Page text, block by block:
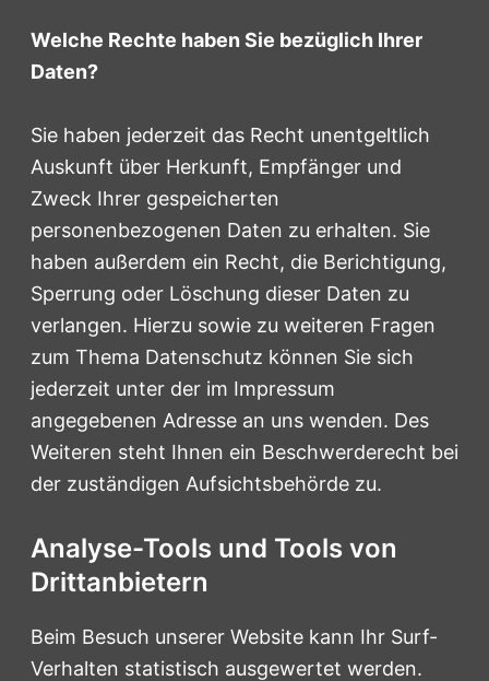
Welche Rechte haben Sie bezüglich Ihrer
Daten?
Sie haben jederzeit das Recht unentgeltlich
Auskunft über Herkunft, Empfänger und
Zweck Ihrer gespeicherten
personenbezogenen Daten zu erhalten. Sie
haben außerdem ein Recht, die Berichtigung,
Sperrung oder Löschung dieser Daten zu
verlangen. Hierzu sowie zu weiteren Fragen
zum Thema Datenschutz können Sie sich
jederzeit unter der im Impressum
angegebenen Adresse an uns wenden. Des
Weiteren steht Ihnen ein Beschwerderecht bei
der zuständigen Aufsichtsbehörde zu.
Analyse-Tools und Tools von
Drittanbietern
Beim Besuch unserer Website kann Ihr Surf-
Verhalten statistisch ausgewertet werden.